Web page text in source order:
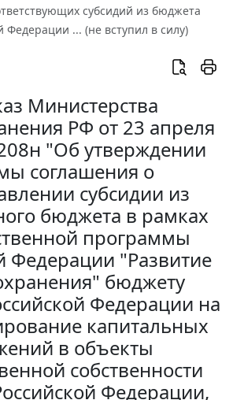
субсидий из бюджета
Федерации ... (не вступил в силу)
Министерства
РФ от 23 апреля
"Об утверждении
соглашения о
субсидии из
бюджета в рамках
программы
Федерации "Развитие
бюджету
Федерации на
капитальных
в объекты
собственности
Федерации,